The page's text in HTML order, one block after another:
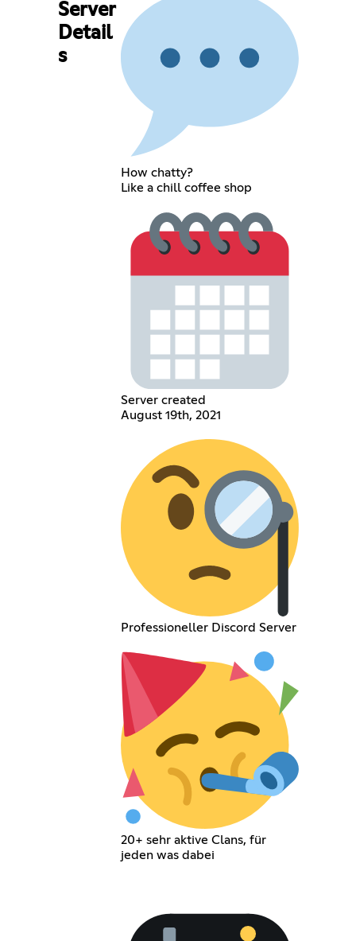
Server
Detail
s
How chatty?
Like a chill coffee shop
Server created
August 19th, 2021
Professioneller Discord Server
20+ sehr aktive Clans, für
jeden was dabei